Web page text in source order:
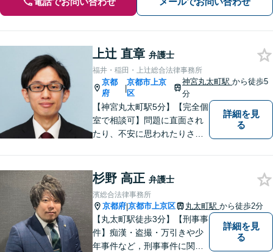
上辻 直章 弁護士
福井・稲田・上辻総合法律事務所
京都
府
|
京都市上京
区
神宮丸太町駅から徒歩5
分
【神宮丸太町駅5分】【完全個
室で相談可】問題に直面され
たり、不安に思われたりされ
ちろんのこと、皆様が持たれ
ている不安を少しでも解消し
てまいりたいと考えていま
す。
詳細を見
る
杉野 高正 弁護士
濱総合法律事務所
京都府|京都市上京区 丸太町駅 から徒歩2分
【丸太町駅徒歩3分】【刑事事
件】痴漢・盗撮・万引きや少
年事件など，刑事事件に関す
詳細を見
る